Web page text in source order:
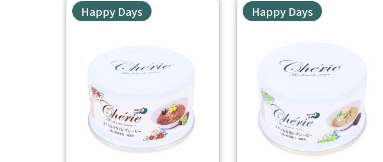
Happy Days Happy Days